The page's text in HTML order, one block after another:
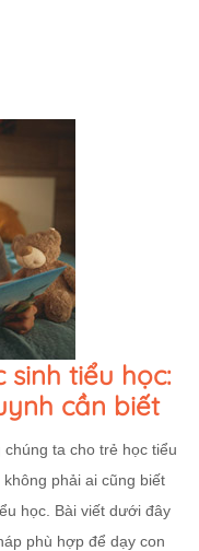
sinh tiểu học:
cần biết
ta cho trẻ học tiểu
phải ai cũng biết
học. Bài viết dưới đây
phù hợp để dạy con